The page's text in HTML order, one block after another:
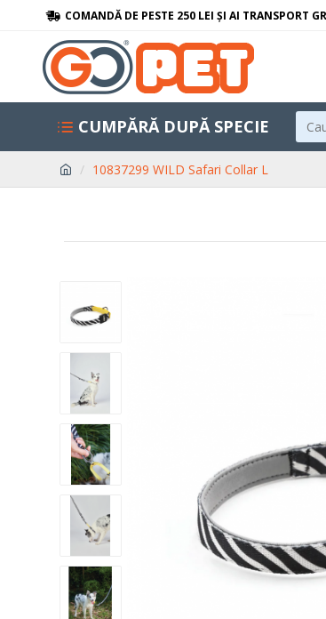
COMANDĂ DE PESTE 250 LEI ȘI AI TRANSPORT
CUMPĂRĂ DUPĂ SPECIE
10837299 WILD Safari Collar L